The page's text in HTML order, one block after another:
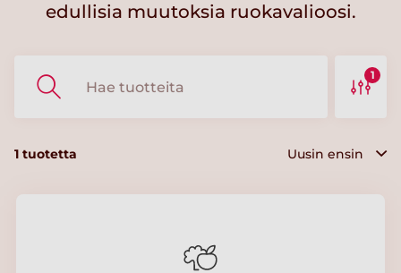
edullisia muutoksia ruokavalioosi.
1
1 tuotetta